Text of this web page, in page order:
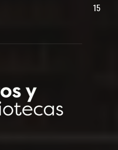
15